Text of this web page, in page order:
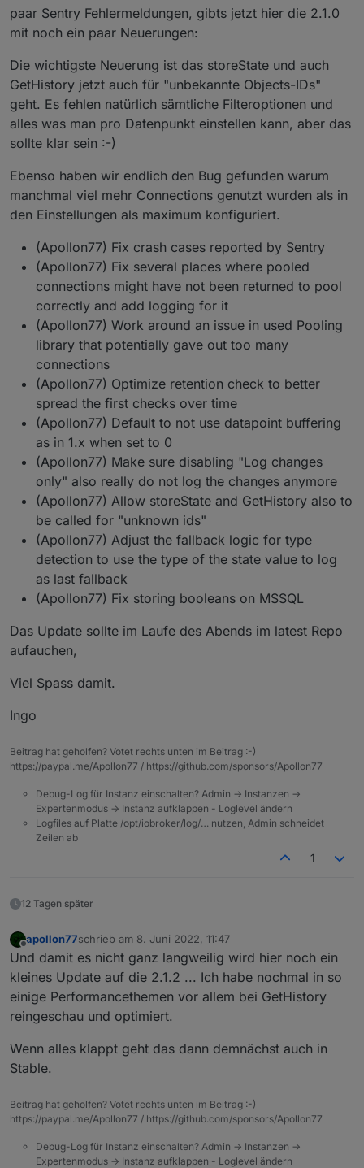
limitiert werden wie Sie per step bzw. count
angefordert wurden und diese Randwerte
wenn ein Skript die Daten verarbeiten soll. Mit
dem (kommenden!) Admin 5.3.8 ist auch die
Darstellung der Werte bei den Datenpunkt-
Einstellungen wieder korrekt, wenn man
Zeitbereiche von mehr als 24 gewählt hat und
mehr als 500 Werte in dem Zeitraum geloggt
Da das schreiben von Debug Logs vor allem bei
schwächeren Systemen ziemlich auf die
performance drückt und auch ein Debug Log
oder nichts geloggt wurde, kann nun
zusätzliches Debug pro Datenpunkt aktiviert
werden! Dies wird aber nur dann ausgegeben
wenn der Loglevel der Instanz auch auch
Debug steht.
Die Aufbewahrungszeit kann nun neben den
vorgeschlagenen zeiträumen auch selbst in
tagen definiert werden (Custom)
Die 1.x des Adapters hat Probleme mit der
Der SSL-Connection Support hat jetzt die
Option bekommen Zertifikatsfehler durch
selbstsignierte Zertifikate zu ignorieren und
generell wurde Datenbankübergreifend der SSL
Support geprüft und aktualisiert.
paar Sentry Fehlermeldungen, gibts jetzt hier die 2.1.0
mit noch ein paar Neuerungen:
Die wichtigste Neuerung ist das storeState und auch
GetHistory jetzt auch für "unbekannte Objects-IDs"
geht. Es fehlen natürlich sämtliche Filteroptionen und
alles was man pro Datenpunkt einstellen kann, aber das
sollte klar sein :-)
Ebenso haben wir endlich den Bug gefunden warum
manchmal viel mehr Connections genutzt wurden als in
den Einstellungen als maximum konfiguriert.
(Apollon77) Fix crash cases reported by Sentry
(Apollon77) Fix several places where pooled
connections might have not been returned to pool
correctly and add logging for it
(Apollon77) Work around an issue in used Pooling
library that potentially gave out too many
connections
(Apollon77) Optimize retention check to better
spread the first checks over time
(Apollon77) Default to not use datapoint buffering
as in 1.x when set to 0
(Apollon77) Make sure disabling "Log changes
only" also really do not log the changes anymore
(Apollon77) Allow storeState and GetHistory also to
be called for "unknown ids"
(Apollon77) Adjust the fallback logic for type
detection to use the type of the state value to log
as last fallback
(Apollon77) Fix storing booleans on MSSQL
Das Update sollte im Laufe des Abends im latest Repo
aufauchen,
Viel Spass damit.
Ingo
Beitrag hat geholfen? Votet rechts unten im Beitrag :-)
https://paypal.me/Apollon77 / https://github.com/sponsors/Apollon77
Debug-Log für Instanz einschalten? Admin -> Instanzen ->
Expertenmodus -> Instanz aufklappen - Loglevel ändern
Logfiles auf Platte /opt/iobroker/log/… nutzen, Admin schneidet
Zeilen ab
1
12 Tagen später
Offline
apollon77schrieb am 8. Juni 2022, 11:47
zuletzt editiert von
Und damit es nicht ganz langweilig wird hier noch ein
kleines Update auf die 2.1.2 ... Ich habe nochmal in so
einige Performancethemen vor allem bei GetHistory
reingeschau und optimiert.
Wenn alles klappt geht das dann demnächst auch in
Stable.
Beitrag hat geholfen? Votet rechts unten im Beitrag :-)
https://paypal.me/Apollon77 / https://github.com/sponsors/Apollon77
Debug-Log für Instanz einschalten? Admin -> Instanzen ->
Expertenmodus -> Instanz aufklappen - Loglevel ändern